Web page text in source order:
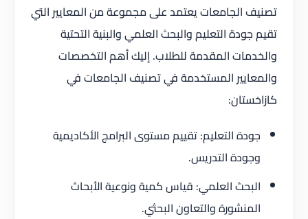
تصنيف الجامعات يعتمد على مجموعة من المعايير التي
تقيم جودة التعليم والبحث العلمي والبنية التحتية
والخدمات المقدمة للطلاب. إليك أهم التخصصات
والمعايير المستخدمة في تصنيف الجامعات في
كازاخستان:
جودة التعليم: تقييم مستوى البرامج الأكاديمية
وجودة التدريس.
البحث العلمي: قياس كمية ونوعية الأبحاث
المنشورة والتعاون البحثي.